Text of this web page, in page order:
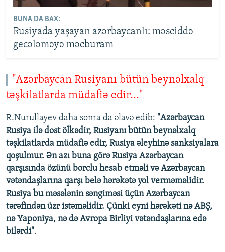
BUNA DA BAX:
Rusiyada yaşayan azərbaycanlı: məsciddə
gecələməyə məcburam
"Azərbaycan Rusiyanı bütün beynəlxalq
təşkilatlarda müdafiə edir..."
R.Nurullayev daha sonra da əlavə edib: "Azərbaycan
Rusiya ilə dost ölkədir, Rusiyanı bütün beynəlxalq
təşkilatlarda müdafiə edir, Rusiya əleyhinə sanksiyalara
qoşulmur. Ən azı buna görə Rusiya Azərbaycan
qarşısında özünü borclu hesab etməli və Azərbaycan
vətəndaşlarına qarşı belə hərəkətə yol verməməlidir.
Rusiya bu məsələnin səngiməsi üçün Azərbaycan
tərəfindən üzr istəməlidir. Çünki eyni hərəkəti nə ABŞ,
nə Yaponiya, nə də Avropa Birliyi vətəndaşlarına edə
bilərdi".